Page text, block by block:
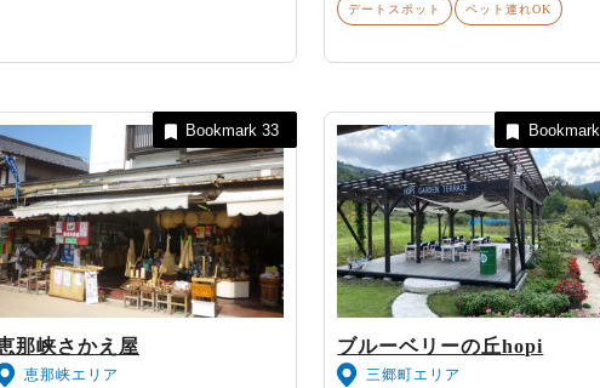
デートスポット ペット連れOK
那峡さかえ屋
恵那峡エリア
Bookmark33
ブルーベリーの丘hopi
三郷町エリア
Bookmark